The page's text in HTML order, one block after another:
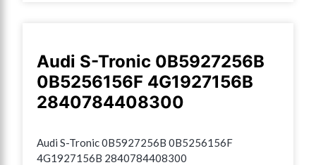
Audi S-Tronic 0B5927256B
0B5256156F 4G1927156B
2840784408300
Audi S-Tronic 0B5927256B 0B5256156F
4G1927156B 2840784408300